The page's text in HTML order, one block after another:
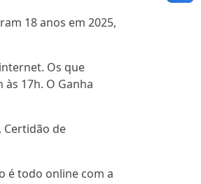
18 anos em 2025,
Os que
17h. O Ganha
Certidão de
é todo online com a